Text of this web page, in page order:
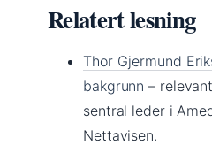
Relatert lesning
Thor Gjermund
bakgrunn –
sentral leder i
Nettavisen.